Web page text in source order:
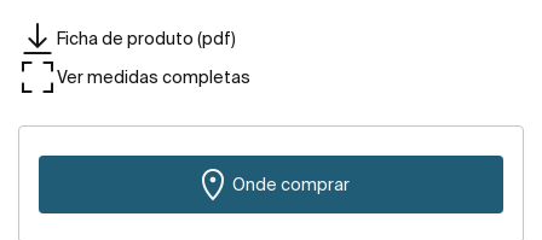
Ficha de produto (pdf)
Ver medidas completas
Onde comprar